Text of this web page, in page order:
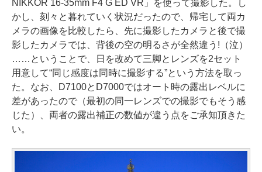
NIKKOR 16-35mm F4 G ED VR」を使って撮影した。し
かし、刻々と暮れていく状況だったので、帰宅して両カ
メラの画像を比較したら、先に撮影したカメラと後で撮
影したカメラでは、背後の空の明るさが全然違う!（泣）
……ということで、日を改めて三脚とレンズを2セット
用意して“同じ感度は同時に撮影する”という方法を取っ
た。なお、D7100とD7000ではオート時の露出レベルに
差があったので（最初の同一レンズでの撮影でもそう感
じた）、両者の露出補正の数値が違う点をご承知頂きた
い。